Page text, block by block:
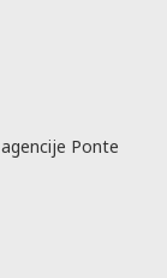
agencije Ponte